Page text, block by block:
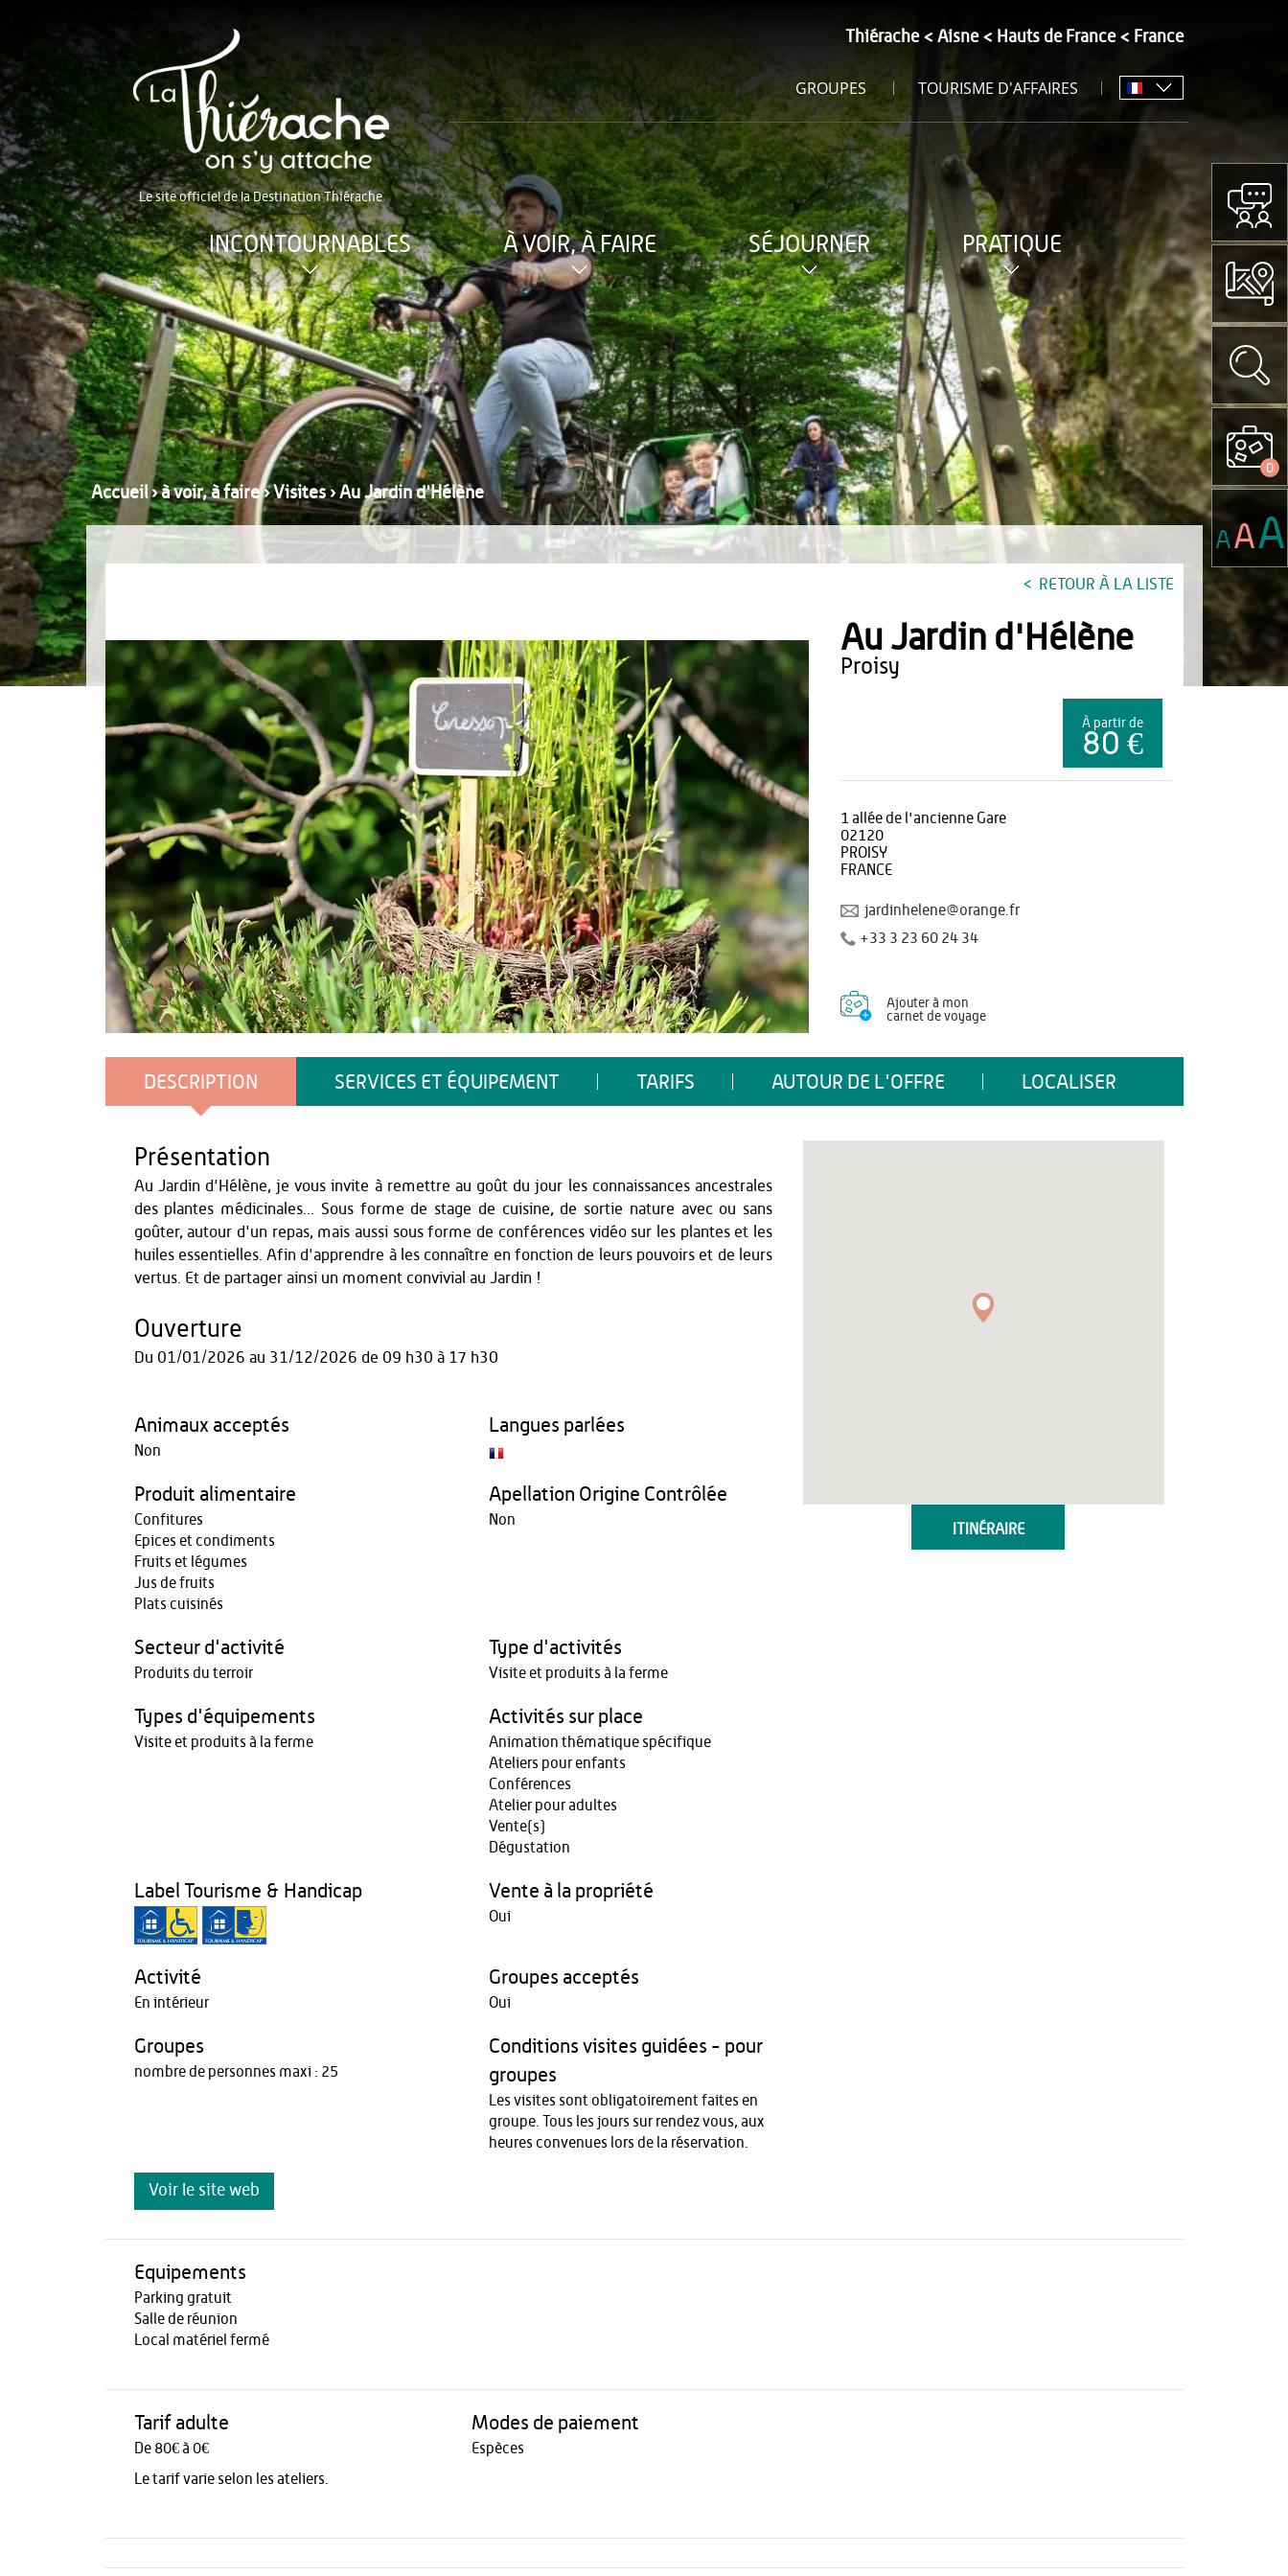
Le site officiel de la Destination Thiérache
Thiérache Aisne Hauts de France France
GROUPES TOURISME D'AFFAIRES
INCONTOURNABLES À VOIR, À FAIRE SÉJOURNER PRATIQUE
Accueil›à voir, à faire›Visites›Au Jardin d'Hélène
RETOUR À LA LISTE
Au Jardin d'Hélène
proisy
À partir de
80 €
1 allée de l'ancienne Gare
02120
PROISY
FRANCE
jardinhelene@orange.fr
+33 3 23 60 24 34
Ajouter à mon
carnet de voyage
DESCRIPTION SERVICES ET ÉQUIPEMENT TARIFS AUTOUR DE L'OFFRE LOCALISER
ITINÉRAIRE
Présentation
Au Jardin d'Hélène, je vous invite à remettre au goût du jour les connaissances ancestrales
des plantes médicinales... Sous forme de stage de cuisine, de sortie nature avec ou sans
goûter, autour d'un repas, mais aussi sous forme de conférences vidéo sur les plantes et les
huiles essentielles. Afin d'apprendre à les connaître en fonction de leurs pouvoirs et de leurs
vertus. Et de partager ainsi un moment convivial au Jardin !
Ouverture
Du 01/01/2026 au 31/12/2026 de 09 h30 à 17 h30
Animaux acceptés
Non
Langues parlées
Produit alimentaire
Confitures
Epices et condiments
Fruits et légumes
Jus de fruits
Plats cuisinés
Apellation Origine Contrôlée
Non
Secteur d'activité
Produits du terroir
Type d'activités
Visite et produits à la ferme
Types d'équipements
Visite et produits à la ferme
Activités sur place
Animation thématique spécifique
Ateliers pour enfants
Conférences
Atelier pour adultes
Vente(s)
Dégustation
Label Tourisme & Handicap Vente à la propriété
Oui
Activité
En intérieur
Groupes acceptés
Oui
Groupes
nombre de personnes maxi : 25
Conditions visites guidées - pour
groupes
Les visites sont obligatoirement faites en
groupe. Tous les jours sur rendez vous, aux
heures convenues lors de la réservation.
Voir le site web
Equipements
Parking gratuit
Salle de réunion
Local matériel fermé
Tarif adulte
De 80€ à 0€
Le tarif varie selon les ateliers.
Modes de paiement
Espèces
0
AAA